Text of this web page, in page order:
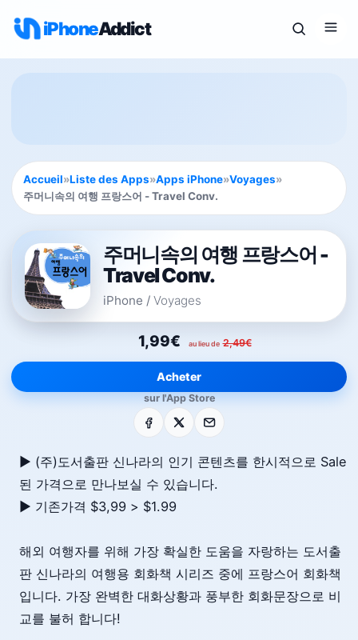
iPhoneAddict
Accueil»Liste des Apps»Apps iPhone»Voyages»
주머니속의 여행 프랑스어 - Travel Conv.
주머니속의 여행 프랑스어 -
Travel Conv.
iPhone / Voyages
1,99€ au lieu de 2,49€
Acheter
sur l'App Store
Facebook E-mail
▶ (주)도서출판 신나라의 인기 콘텐츠를 한시적으로 Sale
된 가격으로 만나보실 수 있습니다.
▶ 기존가격 $3,99 > $1.99
해외 여행자를 위해 가장 확실한 도움을 자랑하는 도서출
판 신나라의 여행용 회화책 시리즈 중에 프랑스어 회화책
입니다. 가장 완벽한 대화상황과 풍부한 회화문장으로 비
교를 불허 합니다!